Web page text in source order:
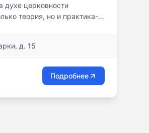
духе церковности
теория, но и практика-
поездки.
д. 15
Подробнее